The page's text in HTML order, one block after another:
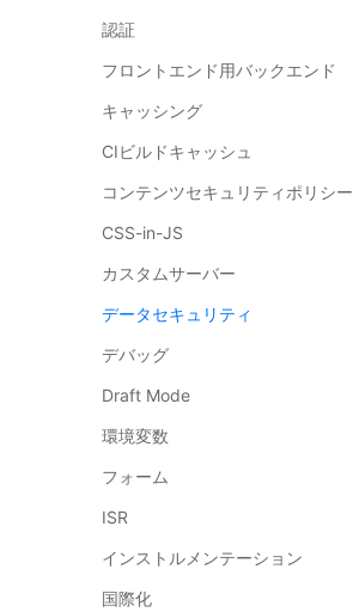
認証
フロントエンド用バックエンド
キャッシング
CIビルドキャッシュ
コンテンツセキュリティポリシー
CSS-in-JS
カスタムサーバー
データセキュリティ
デバッグ
Draft Mode
環境変数
フォーム
ISR
インストルメンテーション
国際化